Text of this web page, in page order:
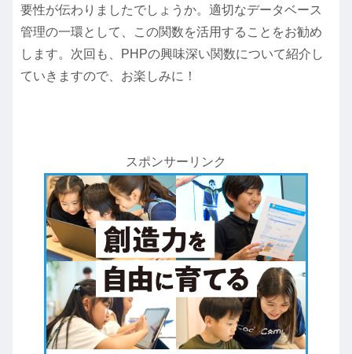
要性が伝わりましたでしょうか。適切なデータベース
管理の一環として、この関数を活用することをお勧め
します。次回も、PHPの興味深い関数について紹介し
ていきますので、お楽しみに！
スポンサーリンク